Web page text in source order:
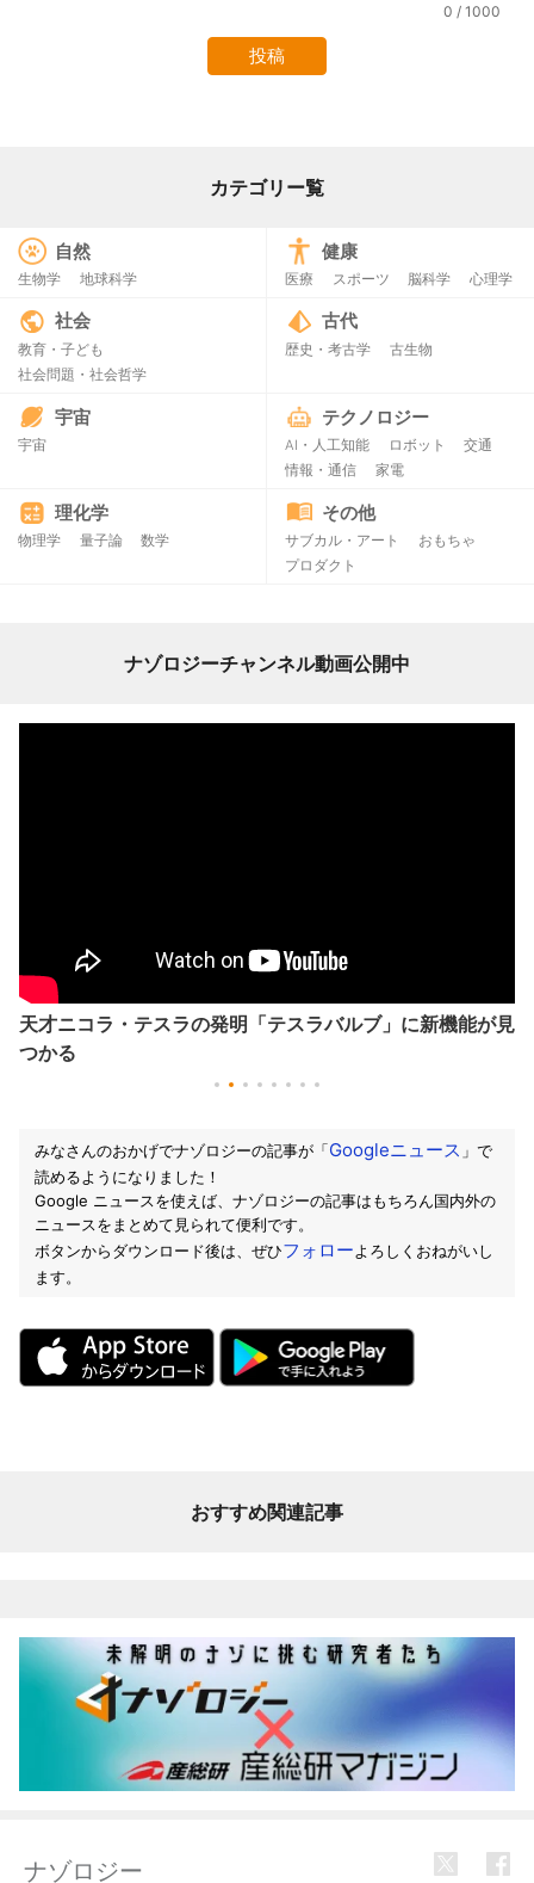
0 / 1000
カテゴリー覧
自然
生物学 地球科学
健康
医療 スポーツ 脳科学 心理学
社会
教育・子ども
社会問題・社会哲学
古代
歴史・考古学 古生物
宇宙
宇宙
テクノロジー
AI・人工知能 ロボット
交通
情報・通信
家電
理化学
物理学 量子論 数学
その他
サブカル・アート
おもちゃ
プロダクト
ナゾロジーチャンネル動画公開中
天才ニコラ・テスラの発明「テスラバルブ」に新機能が見
つかる
みなさんのおかげでナゾロジーの記事が「Googleニュース 」で
読めるようになりました！
Google ニュースを使えば、ナゾロジーの記事はもちろん国内外の
ニュースをまとめて見られて便利です。
ボタンからダウンロード後は、ぜひフォローよろしくおねがいし
ます。
おすすめ関連記事
ナゾロジー